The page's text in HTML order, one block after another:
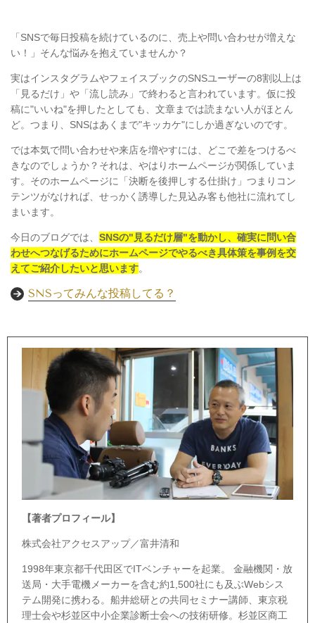
「SNSで毎日投稿を続けているのに、売上や問い合わせが増えな
い！」そんな悩みを抱えていませんか？
実はインスタグラムやフェイスブックのSNSユーザーの8割以上は
「見るだけ」や「流し読み」で終わると言われています。仮に投
稿に"いいね"を押したとしても、文章までは読まない人がほとん
ど。つまり、SNSはあくまで"キッカケ"にしか過ぎないのです。
では本気で問い合わせや来店を増やすには、どこで差をつけるべ
きなのでしょうか？それは、やはりホームページが関係していま
す。そのホームページに「決断を後押しする仕掛け」つまりコン
テンツがなければ、せっかく誘導した見込み客も他社に流れてし
まいます。
今日のブログでは、 SNSの"見るだけ層"を動かし、確実に問い合
わせへつなげるためにホームページでやるべき具体策を事例を交
えてご紹介したいと思います。
SNSってみんな投稿してる？
【著者プロフィール】
株式会社アクセスアップ／富井清和
1998年東京都千代田区でITベンチャーを起業。 金融機関・放
送局・大手電機メーカーを含む約1,500社にも及ぶWebシス
テム開発に携わる。船井総研との共同セミナー講師、東京税
理士会や杉並区中小企業診断士会への技術研修。杉並区商工